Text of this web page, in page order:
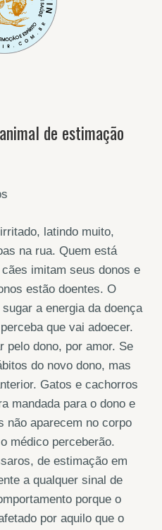
de estimação
latindo muito,
na rua. Quem está
imitam seus donos e
estão doentes. O
a energia da doença
que vai adoecer.
pelo dono, por amor. Se
do novo dono, mas
Gatos e cachorros
mandada para o dono e
não aparecem no corpo
médico perceberão.
de estimação em
a qualquer sinal de
porque o
por aquilo que o